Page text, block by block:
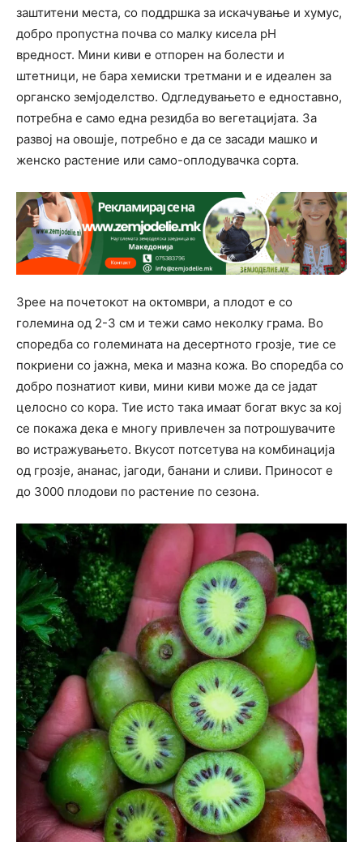
заштитени места, со поддршка за искачување и хумус,
добро пропустна почва со малку кисела pH
вредност. Мини киви е отпорен на болести и
штетници, не бара хемиски третмани и е идеален за
органско земјоделство. Одгледувањето е едноставно,
потребна е само една резидба во вегетацијата. За
развој на овошје, потребно е да се засади машко и
женско растение или само-оплодувачка сорта.
Зрее на почетокот на октомври, а плодот е со
големина од 2-3 см и тежи само неколку грама. Во
споредба со големината на десертното грозје, тие се
покриени со јажна, мека и мазна кожа. Во споредба со
добро познатиот киви, мини киви може да се јадат
целосно со кора. Тие исто така имаат богат вкус за кој
се покажа дека е многу привлечен за потрошувачите
во истражувањето. Вкусот потсетува на комбинација
од грозје, ананас, јагоди, банани и сливи. Приносот е
до 3000 плодови по растение по сезона.